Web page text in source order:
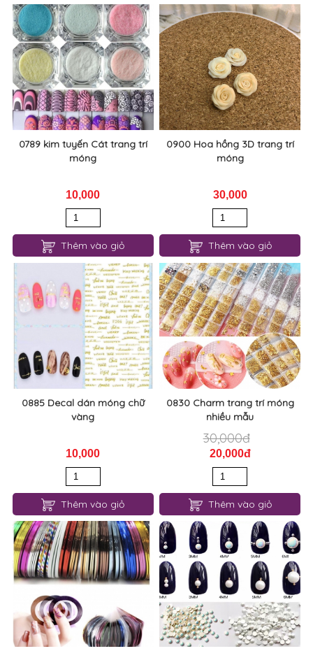
0789 kim tuyến Cát trang trí
móng
10,000
Thêm vào giỏ
0900 Hoa hồng 3D trang trí
móng
30,000
Thêm vào giỏ
0885 Decal dán móng chữ
vàng
10,000
Thêm vào giỏ
0830 Charm trang trí móng
nhiều mẫu
30,000đ
20,000đ
Thêm vào giỏ